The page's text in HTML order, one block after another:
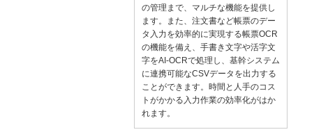
の管理まで、マルチな機能を提供し
ます。また、注文書など帳票のデー
タ入力を効率的に実現する帳票OCR
の機能を備え、手書き文字や活字文
字をAI-OCRで処理し、基幹システム
に連携可能なCSVデータを出力する
ことができます。時間と人手のコス
トがかかる入力作業の効率化がはか
れます。